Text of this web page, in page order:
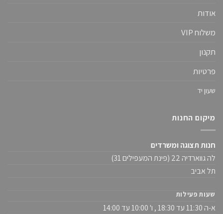
אודות
משלוח VIP
תקנון
פרטיות
שעון יד
מיקום החנות
חנות תצוגה ומשרדים
לה גווארדיה 22 (פינת המעפילים 31)
תל אביב
שעות פעילות
א-ה 11:30 עד 18:30 , ו' 10:00 עד 14:00